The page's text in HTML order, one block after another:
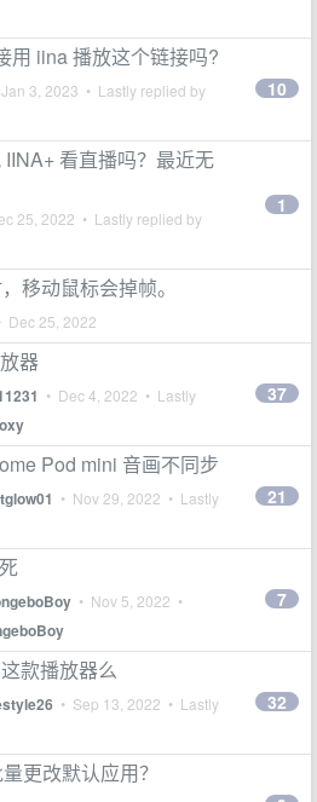
用 iina 播放这个链接吗?
Jan 3, 2023 • Lastly replied by 10
看直播吗？最近无
25, 2022 • Lastly replied by
1
移动鼠标会掉帧。
Dec 25, 2022
器
• Dec 4, 2022 • Lastly
37
Pod mini 音画不同步
• Nov 29, 2022 • Lastly
21
• Nov 5, 2022 •
7
款播放器么
• Sep 13, 2022 • Lastly
32
更改默认应用？